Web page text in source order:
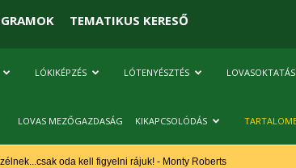
TEMATIKUS KERESŐ
LÓKIKÉPZÉS LÓTENYÉSZTÉS LOVASOKTATÁS
LOVAS MEZŐGAZDASÁG KIKAPCSOLÓDÁS
oda kell figyelni rájuk! - Monty Roberts